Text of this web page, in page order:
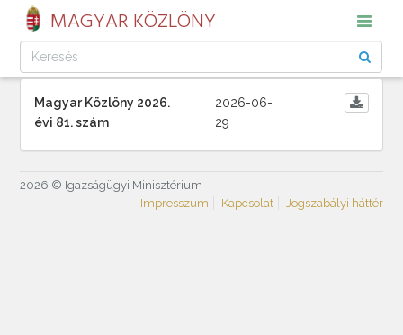
MAGYAR KÖZLÖNY
Magyar Közlöny 2026.
évi 81. szám
2026-06-
29
2026 © Igazságügyi Minisztérium
Impresszum
Kapcsolat Jogszabályi háttér